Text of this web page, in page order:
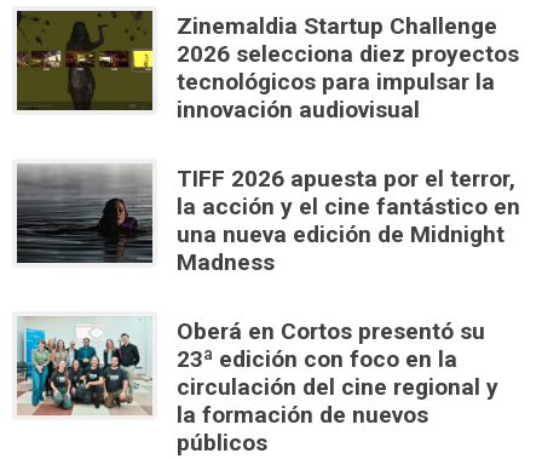
Zinemaldia Startup Challenge
2026 selecciona diez proyectos
tecnológicos para impulsar la
innovación audiovisual
TIFF 2026 apuesta por el terror,
la acción y el cine fantástico en
una nueva edición de Midnight
Madness
Oberá en Cortos presentó su
23ª edición con foco en la
circulación del cine regional y
la formación de nuevos
públicos